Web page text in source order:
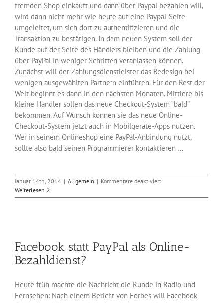
fremden Shop einkauft und dann über Paypal bezahlen will,
wird dann nicht mehr wie heute auf eine Paypal-Seite
umgeleitet, um sich dort zu authentifizieren und die
Transaktion zu bestätigen. In dem neuen System soll der
Kunde auf der Seite des Händlers bleiben und die Zahlung
über PayPal in weniger Schritten veranlassen können.
Zunächst will der Zahlungsdienstleister das Redesign bei
wenigen ausgewählten Partnern einführen. Für den Rest der
Welt beginnt es dann in den nächsten Monaten. Mittlere bis
kleine Händler sollen das neue Checkout-System “bald”
bekommen. Auf Wunsch können sie das neue Online-
Checkout-System jetzt auch in Mobilgeräte-Apps nutzen.
Wer in seinem Onlineshop eine PayPal-Anbindung nutzt,
sollte also bald seinen Programmierer kontaktieren …
Januar 14th, 2014 | Allgemein | Kommentare deaktiviertfür
vereinfacht
Weiterlesen
Facebook statt PayPal als Online-
Bezahldienst?
Heute früh machte die Nachricht die Runde in Radio und
Fernsehen: Nach einem Bericht von Forbes will Facebook